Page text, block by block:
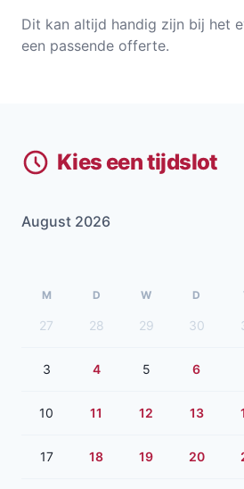
Dit kan altijd handig zijn bij het
een passende offerte.
Kies een tijdslot
August 2026
M D W D
27 28 29 30
3 4 5 6
10 11 12 13
17 18 19 20